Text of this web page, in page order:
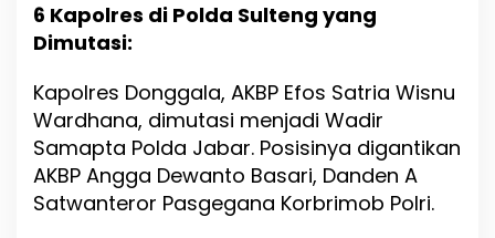
6 Kapolres di Polda Sulteng yang
Dimutasi:
Kapolres Donggala, AKBP Efos Satria Wisnu
Wardhana, dimutasi menjadi Wadir
Samapta Polda Jabar. Posisinya digantikan
AKBP Angga Dewanto Basari, Danden A
Satwanteror Pasgegana Korbrimob Polri.